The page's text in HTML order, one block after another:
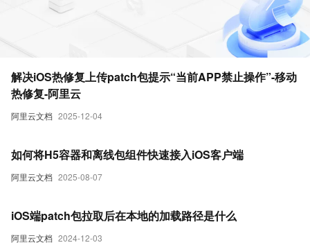
阿里云文档 2025-12-04
解决iOS热修复上传patch包提示“当前APP禁止操作”-移动
热修复-阿里云
阿里云文档 2025-08-07
如何将H5容器和离线包组件快速接入iOS客户端
阿里云文档 2024-12-03
iOS端patch包拉取后在本地的加载路径是什么